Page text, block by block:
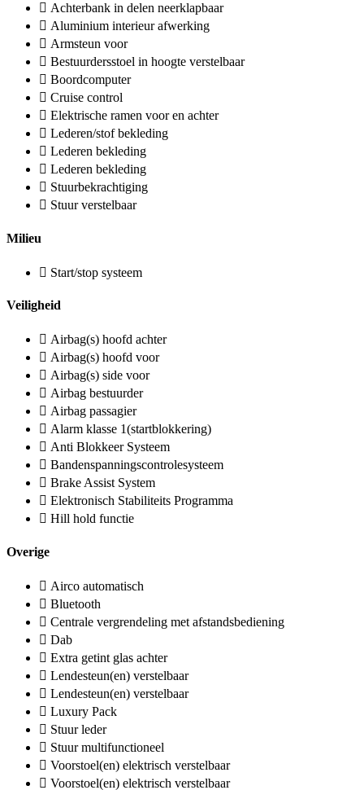
Achterbank in delen neerklapbaar
Aluminium interieur afwerking
Armsteun voor
Bestuurdersstoel in hoogte verstelbaar
Boordcomputer
Cruise control
Elektrische ramen voor en achter
Lederen/stof bekleding
Lederen bekleding
Lederen bekleding
Stuurbekrachtiging
Stuur verstelbaar
Milieu
Start/stop systeem
Veiligheid
Airbag(s) hoofd achter
Airbag(s) hoofd voor
Airbag(s) side voor
Airbag bestuurder
Airbag passagier
Alarm klasse 1(startblokkering)
Anti Blokkeer Systeem
Bandenspanningscontrolesysteem
Brake Assist System
Elektronisch Stabiliteits Programma
Hill hold functie
Overige
Airco automatisch
Bluetooth
Centrale vergrendeling met afstandsbediening
Dab
Extra getint glas achter
Lendesteun(en) verstelbaar
Lendesteun(en) verstelbaar
Luxury Pack
Stuur leder
Stuur multifunctioneel
Voorstoel(en) elektrisch verstelbaar
Voorstoel(en) elektrisch verstelbaar